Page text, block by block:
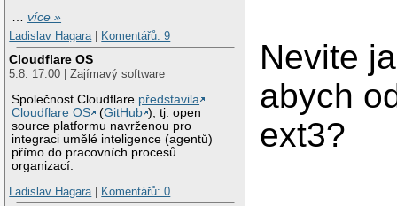
…více »
Ladislav Hagara| Komentářů: 9
Cloudflare OS
5.8. 17:00 | Zajímavý software
Společnost Cloudflare představila
Cloudflare OS
(GitHub ), tj. open
source platformu navrženou pro
integraci umělé inteligence (agentů)
přímo do pracovních procesů
organizací.
Ladislav Hagara| Komentářů: 0
Nevite
abych
ext3?